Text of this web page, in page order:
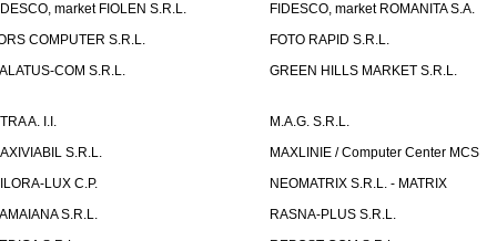
market FIOLEN S.R.L.
FIDESCO, market ROMANITA S.A.
COMPUTER S.R.L.
FOTO RAPID S.R.L.
COM S.R.L.
GREEN HILLS MARKET S.R.L.
A. I.I.
M.A.G. S.R.L.
S.R.L.
MAXLINIE / Computer Center MCS
LUX C.P.
NEOMATRIX S.R.L. - MATRIX
S.R.L.
RASNA-PLUS S.R.L.